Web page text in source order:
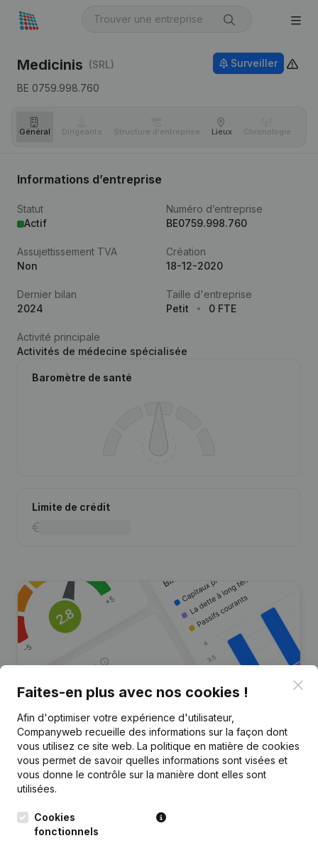
Medicinis (SRL)
BE 0759.998.760
Surveiller
Général Dirigeants Structure d'entreprise Lieux Chronologie
Informations d’entreprise
Statut
Actif
Numéro d’entreprise
BE0759.998.760
Assujettissement TVA
Non
Création
18-12-2020
Dernier bilan
2024
Taille d'entreprise
Petit
0 FTE
Activité principale
Activités de médecine spécialisée
Baromètre de santé
Limite de crédit
Vous recherchez plus
d’informations sur cette entreprise
?
Consulter la santé en un coup d'oeil
Choisissez des informations rapides ou des détails
granulaires
Faites-en plus avec nos cookies !
Afin d'optimiser votre expérience d'utilisateur,
Companyweb recueille des informations sur la façon dont
vous utilisez ce site web. La politique en matière de cookies
vous permet de savoir quelles informations sont visées et
vous donne le contrôle sur la manière dont elles sont
utilisées.
Cookies
fonctionnels